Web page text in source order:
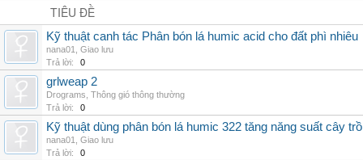
TIÊU ĐỀ
Kỹ thuật canh tác Phân bón lá humic acid cho đất phì nhiêu
nana01
Giao lưu
Trả lời:
0
grlweap 2
Drograms Thông gió thông thường
Trả lời:
0
Kỹ thuật dùng phân bón lá humic 322 tăng năng suất cây
nana01
Giao lưu
Trả lời:
0